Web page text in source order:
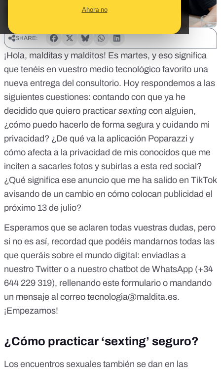
Ahora no
SHARE:
¡Hola, malditas y malditos! Es martes, y eso significa
que tenéis en vuestro medio tecnológico favorito una
nueva entrega del consultorio. Hoy respondemos a las
siguientes cuestiones: contando con que ya he
decidido que quiero practicar sexting con alguien,
¿cómo puedo hacerlo de forma segura y cuidando mi
privacidad? ¿De qué va la aplicación Poparazzi y
cómo afecta a la privacidad de mis conocidos que me
inciten a sacarles fotos y subirlas a esta red social?
¿Qué significa ese anuncio que me ha salido en TikTok
avisando de un cambio en cómo colocan publicidad el
próximo 13 de julio?
Esperamos que se aclaren todas vuestras dudas, pero
si no es así, recordad que podéis mandarnos todas las
que queráis sobre el mundo digital: enviadlas a
nuestro Twitter o a nuestro chatbot de WhatsApp (+34
644 229 319), rellenando este formulario o mandando
un mensaje al correo tecnologia@maldita.es.
¡Empezamos!
¿Cómo practicar ‘sexting’ seguro?
Los encuentros sexuales también se dan en las